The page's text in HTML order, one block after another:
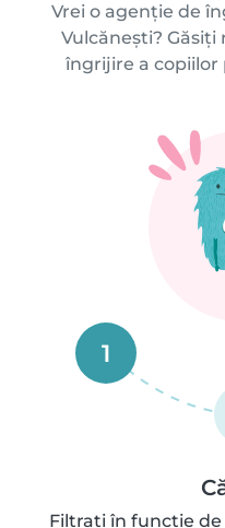
Vrei o agenție de
Vulcăneşti? Găsiți
îngrijire a copiilor
1
Filtrați în funcție